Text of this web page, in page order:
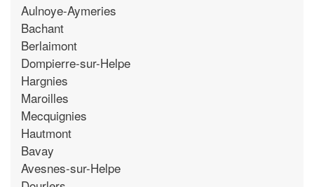
Aulnoye-Aymeries
Bachant
Berlaimont
Dompierre-sur-Helpe
Hargnies
Maroilles
Mecquignies
Hautmont
Bavay
Avesnes-sur-Helpe